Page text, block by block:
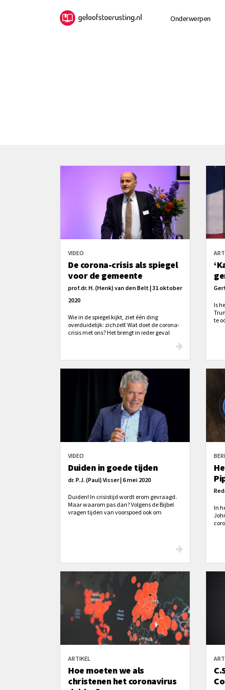
Onderwerpen
VIDEO
De corona-crisis als spiegel
voor de gemeente
prof.dr. H. (Henk) van den Belt | 31 oktober
2020
Wie in de spiegel kijkt, ziet één ding
overduidelijk: zichzelf. Wat doet de corona-
crisis met ons? Het brengt in ieder geval
buiten de kerk. Durf jij als gemeente(lid) in
Is
te
VIDEO
Duiden in goede tijden
dr. P.J. (Paul) Visser | 6 mei 2020
Duiden! In crisistijd wordt erom gevraagd.
Maar waarom pas dan? Volgens de Bijbel
vragen tijden van voorspoed ook om
In
ARTIKEL
Hoe moeten we als
christenen het coronavirus